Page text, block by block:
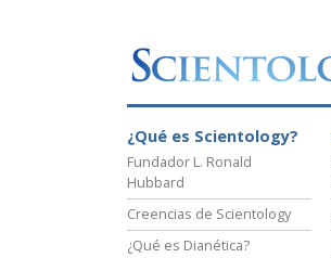
¿Qué es Scientology?
Fundador L. Ronald
Hubbard
Creencias de Scientology
¿Qué es Dianética?